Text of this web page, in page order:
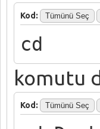
Kod: Tümünü Seç
cd
komutu
Kod: Tümünü Seç